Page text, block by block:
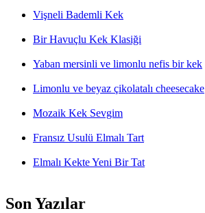
Vişneli Bademli Kek
Bir Havuçlu Kek Klasiği
Yaban mersinli ve limonlu nefis bir kek
Limonlu ve beyaz çikolatalı cheesecake
Mozaik Kek Sevgim
Fransız Usulü Elmalı Tart
Elmalı Kekte Yeni Bir Tat
Son Yazılar